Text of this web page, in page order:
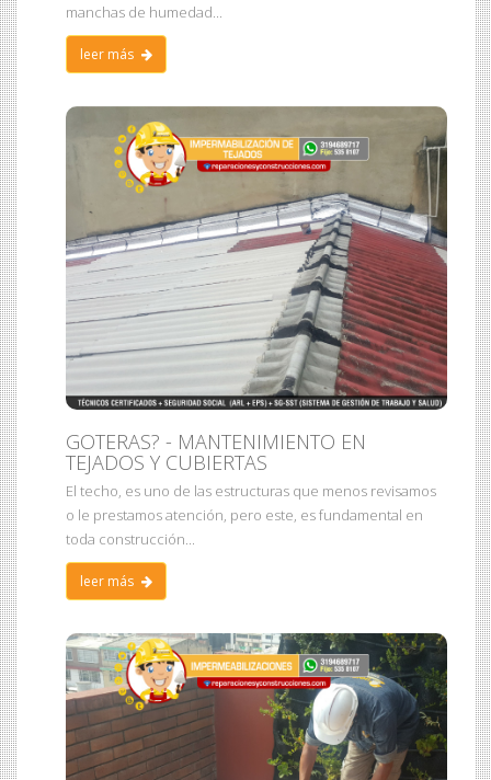
manchas de humedad...
leer más
GOTERAS? - MANTENIMIENTO EN
TEJADOS Y CUBIERTAS
El techo, es uno de las estructuras que menos revisamos
o le prestamos atención, pero este, es fundamental en
toda construcción...
leer más